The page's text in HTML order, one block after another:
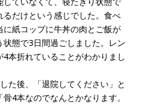
るだけという感じでした。食べ
に紙コップに牛丼の肉とご飯が
状態で3日間過ごしました。レン
4本折れていることがわかりまし
た後、「退院してください」と
4本なのでなんとかなります。